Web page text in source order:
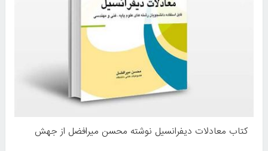
کتاب معادلات دیفرانسیل نوشته محسن میرافضل از جهش